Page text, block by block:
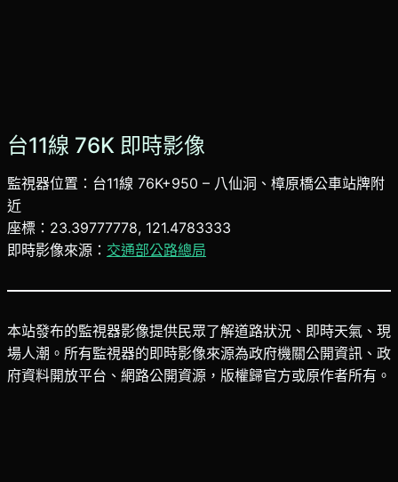
台11線 76K 即時影像
監視器位置：台11線 76K+950 – 八仙洞、樟原橋公車站牌附
近
座標：23.39777778, 121.4783333
即時影像來源： 交通部公路總局
本站發布的監視器影像提供民眾了解道路狀況、即時天氣、現
場人潮。所有監視器的即時影像來源為政府機關公開資訊、政
府資料開放平台、網路公開資源，版權歸官方或原作者所有。